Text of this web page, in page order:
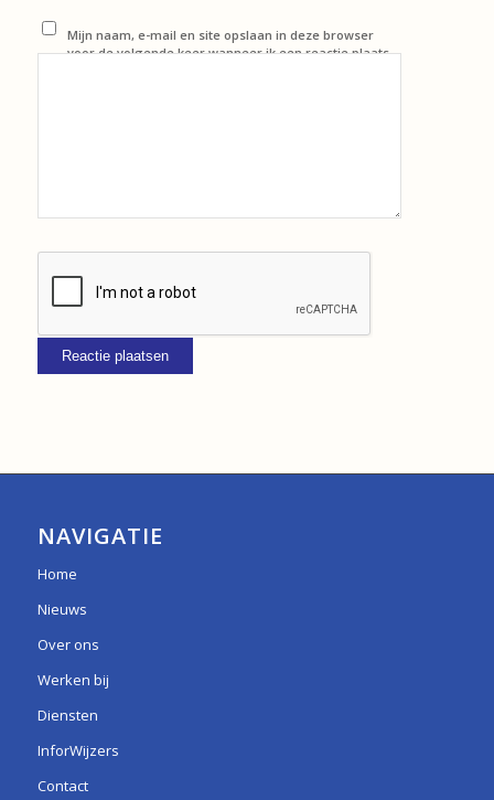
Mijn naam, e-mail en site opslaan in deze browser
voor de volgende keer wanneer ik een reactie plaats.
NAVIGATIE
Home
Nieuws
Over ons
Werken bij
Diensten
InforWijzers
Contact